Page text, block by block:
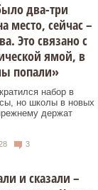
два-три
место, сейчас –
Это связано с
ямой, в
попали»
набор в
но школы в новых
держат
3
и сказали –